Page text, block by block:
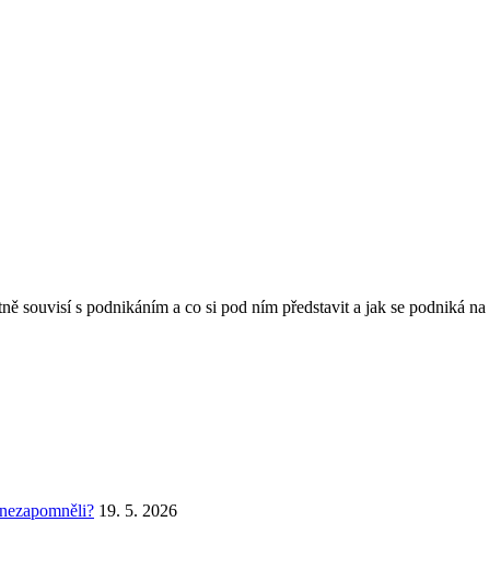
souvisí s podnikáním a co si pod ním představit a jak se podniká
19. 5. 2026